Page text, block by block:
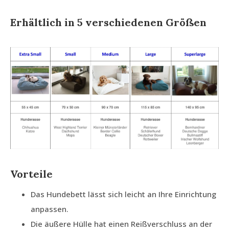
Erhältlich in 5 verschiedenen Größen
Vorteile
Das Hundebett lässt sich leicht an Ihre Einrichtung
anpassen.
Die äußere Hülle hat einen Reißverschluss an der